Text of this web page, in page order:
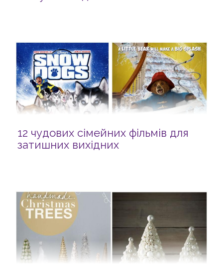
12 чудових сімейних фільмів для
затишних вихідних